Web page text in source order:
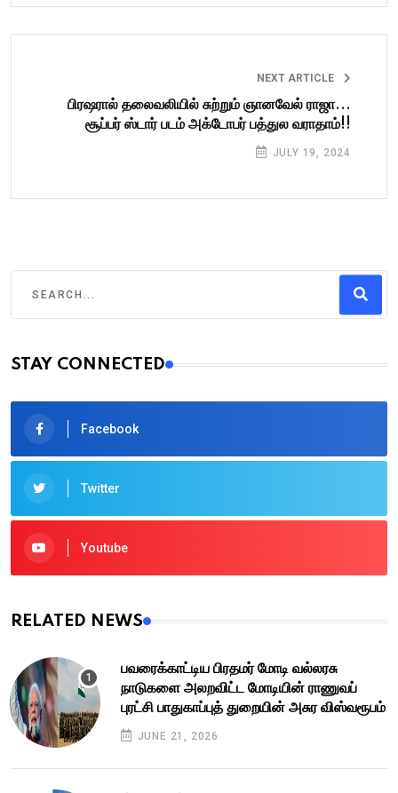
NEXT ARTICLE
பிரஷரால் தலைவலியில் சுற்றும் ஞானவேல் ராஜா...
சூப்பர் ஸ்டார் படம் அக்டோபர் பத்துல வராதாம்!!
JULY 19, 2024
STAY CONNECTED
Facebook
Twitter
Youtube
RELATED NEWS
பவரைக்காட்டிய பிரதமர் மோடி வல்லரசு
நாடுகளை அலறவிட்ட மோடியின் ராணுவப்
புரட்சி பாதுகாப்புத் துறையின் அசுர விஸ்வரூபம்
JUNE 21, 2026